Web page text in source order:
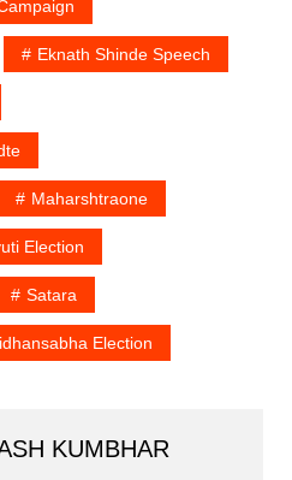
Eknath Shinde Speech
Maharshtraone
Election
Satara
Election
KUMBHAR